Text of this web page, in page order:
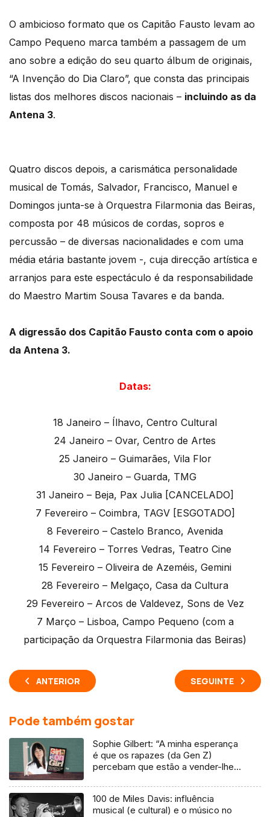
O ambicioso formato que os Capitão Fausto levam ao
Campo Pequeno marca também a passagem de um
ano sobre a edição do seu quarto álbum de originais,
“A Invenção do Dia Claro”, que consta das principais
listas dos melhores discos nacionais – incluindo as da
Antena 3.
Quatro discos depois, a carismática personalidade
musical de Tomás, Salvador, Francisco, Manuel e
Domingos junta-se à Orquestra Filarmonia das Beiras,
composta por 48 músicos de cordas, sopros e
percussão – de diversas nacionalidades e com uma
média etária bastante jovem -, cuja direcção artística e
arranjos para este espectáculo é da responsabilidade
do Maestro Martim Sousa Tavares e da banda.
A digressão dos Capitão Fausto conta com o apoio
da Antena 3.
Datas:
18 Janeiro – Ílhavo, Centro Cultural
24 Janeiro – Ovar, Centro de Artes
25 Janeiro – Guimarães, Vila Flor
30 Janeiro – Guarda, TMG
31 Janeiro – Beja, Pax Julia [CANCELADO]
7 Fevereiro – Coimbra, TAGV [ESGOTADO]
8 Fevereiro – Castelo Branco, Avenida
14 Fevereiro – Torres Vedras, Teatro Cine
15 Fevereiro – Oliveira de Azeméis, Gemini
28 Fevereiro – Melgaço, Casa da Cultura
29 Fevereiro – Arcos de Valdevez, Sons de Vez
7 Março – Lisboa, Campo Pequeno (com a
participação da Orquestra Filarmonia das Beiras)
ANTERIOR SEGUINTE
Pode também gostar
Sophie Gilbert: “A minha esperança
é que os rapazes (da Gen Z)
percebam que estão a vender-lhes
100 de Miles Davis: influência
musical (e cultural) e o músico no